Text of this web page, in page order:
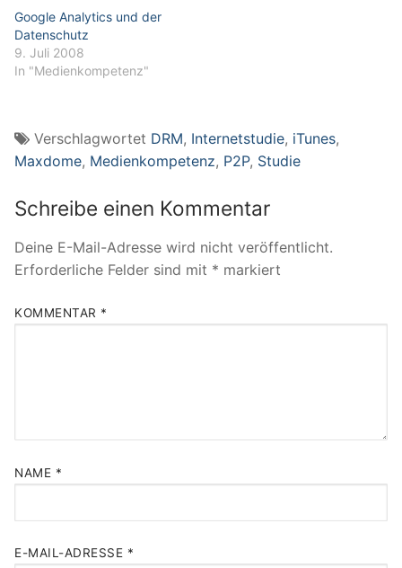
Google Analytics und der
Datenschutz
9. Juli 2008
In "Medienkompetenz"
Verschlagwortet DRM, Internetstudie, iTunes,
Maxdome, Medienkompetenz, P2P, Studie
Schreibe einen Kommentar
Deine E-Mail-Adresse wird nicht veröffentlicht.
Erforderliche Felder sind mit * markiert
KOMMENTAR *
NAME *
E-MAIL-ADRESSE *